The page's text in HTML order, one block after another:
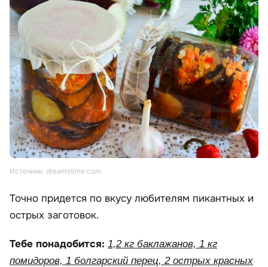
Источник: dreamstime.com
Точно придется по вкусу любителям пикантных и
острых заготовок.
Тебе понадобится: 1,2 кг баклажанов, 1 кг
помидоров, 1 болгарский перец, 2 острых красных